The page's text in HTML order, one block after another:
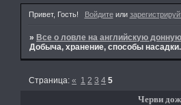
Привет, Гость! Войдитеили
»Все о ловле на английскую
Добыча, хранение, способы насадки.
Черви
Страница:« 1 2 3 4 5